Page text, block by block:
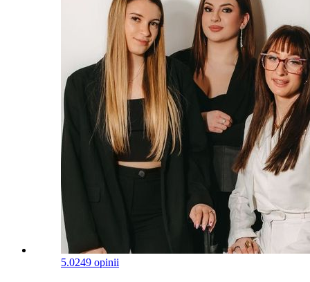
5.0249 opinii